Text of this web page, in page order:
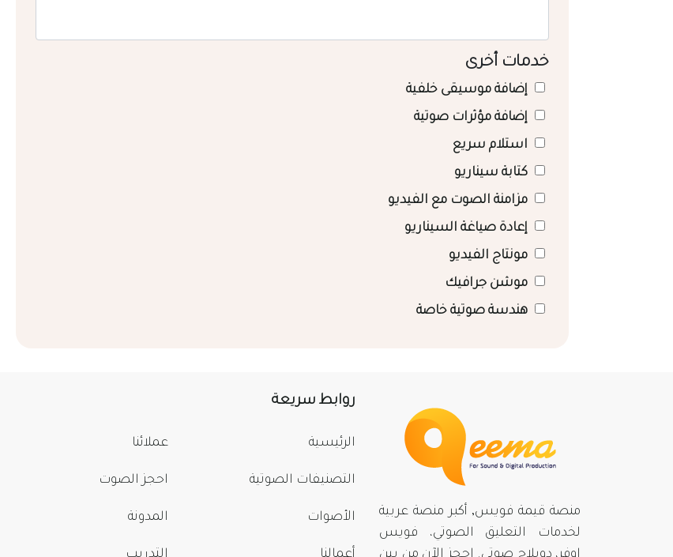
خدمات أخرى
إضافة موسيقى خلفية
إضافة مؤثرات صوتية
استلام سريع
كتابة سيناريو
مزامنة الصوت مع الفيديو
إعادة صياغة السيناريو
مونتاج الفيديو
موشن جرافيك
هندسة صوتية خاصة
منصة قيمة فويس, أكبر منصة عربية
لخدمات التعليق الصوتي، فويس
روابط سريعة
الرئيسية
التصنيفات الصوتية
الأصوات
عملائنا
احجز الصوت
المدونة